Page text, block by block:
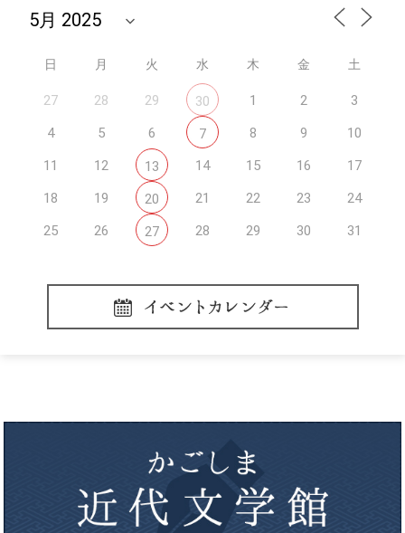
日 月 火 水 木 金 土
27 28 29 30 1 2
3
4
5 6 7 8 9
10
11
12 13 14 15 16
17
18
19 20 21 22 23
24
25
26 27 28 29 30 31